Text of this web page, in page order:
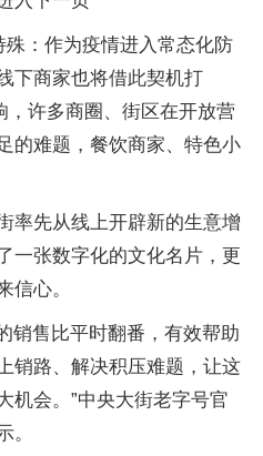
：作为疫情进入常态化防
下商家也将借此契机打
，许多商圈、街区在开放营
的难题，餐饮商家、特色小
率先从线上开辟新的生意增
一张数字化的文化名片，更
信心。
销售比平时翻番，有效帮助
销路、解决积压难题，让这
机会。”中央大街老字号官
。